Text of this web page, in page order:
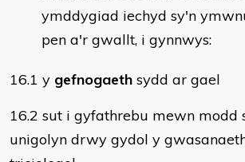
ymddygiad iechyd sy'n
pen a'r gwallt, i gynnwys:
16.1 y gefnogaeth sydd ar gael
16.2 sut i gyfathrebu mewn modd
unigolyn drwy gydol y